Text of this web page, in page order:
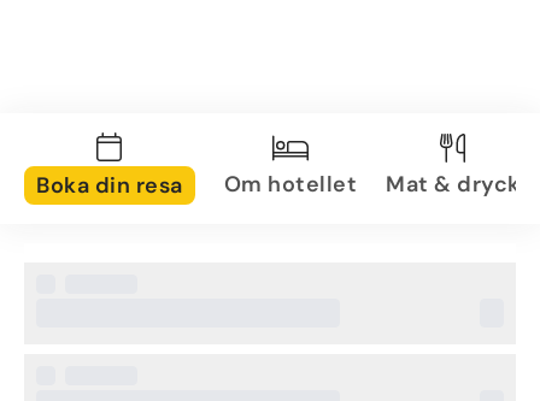
Boka din resa Om hotellet Mat & dryck